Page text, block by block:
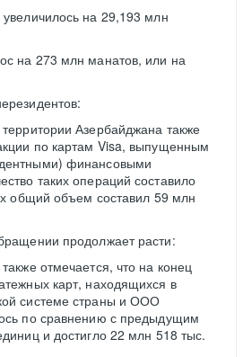
на 29,193 млн
на 273 млн манатов, или на
Азербайджана также
по картам Visa, выпущенным
финансовыми
таких операций составило
общий объем составил 59 млн
продолжает расти:
отмечается, что на конец
карт, находящихся в
системе страны и ООО
по сравнению с предыдущим
и достигло 22 млн 518 тыс.